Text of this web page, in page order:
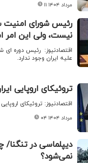
۱۱ مرداد ۱۴۰۴
رئیس شورای امنیت
نیست، ولی این امر
اقتصادنیوز: ​ رئیس دوره
علیه ایران وجود ندارد.
تروئیکای اروپایی
اقتصادنیوز: تروئیکای
۰۴ مرداد ۱۴۰۴
دیپلماسی در تنگنا/
نمی‌شود؟